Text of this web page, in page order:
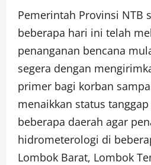
Pemerintah Provinsi NTB
beberapa hari ini telah
penanganan bencana
segera dengan
primer bagi korban
menaikkan status
beberapa daerah agar
hidrometerologi di
Lombok Barat, Lombok